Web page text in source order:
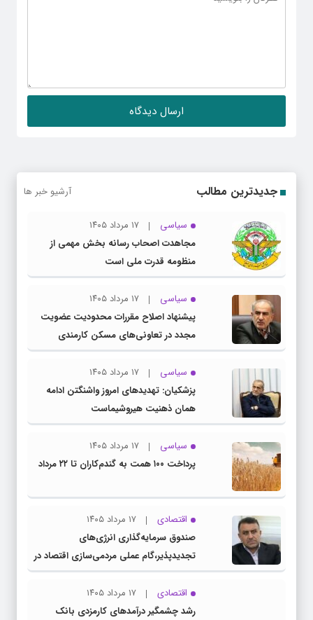
جدیدترین مطالب آرشیو خبر ها
سیاسی
۱۷ مرداد ۱۴۰۵
مجاهدت اصحاب رسانه بخش مهمی از
منظومه قدرت ملی است
سیاسی
۱۷ مرداد ۱۴۰۵
پیشنهاد اصلاح مقررات محدودیت عضویت
مجدد در تعاونی‌های مسکن کارمندی
سیاسی
۱۷ مرداد ۱۴۰۵
پزشکیان: تهدیدهای امروز واشنگتن ادامه
همان ذهنیت هیروشیماست
سیاسی
۱۷ مرداد ۱۴۰۵
پرداخت ۱۰۰ همت به گندم‌کاران تا ۲۲ مرداد
اقتصادی
۱۷ مرداد ۱۴۰۵
صندوق سرمایه‌گذاری انرژی‌های
تجدیدپذیر،گام عملی مردمی‌سازی اقتصاد در
برنامه هفتم است
اقتصادی
۱۷ مرداد ۱۴۰۵
رشد چشمگیر درآمدهای کارمزدی بانک